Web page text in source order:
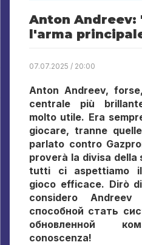
Anton Andreev:
l'arma
07.07.2025 / 20:00
Anton Andreev,
centrale più
molto utile. Era
giocare, tranne
parlato contro
proverà la divisa della
tutti ci aspettiamo
gioco efficace. Dirò
considero
способной стать
обновленной
conoscenza!